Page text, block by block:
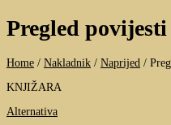
Pregled
Home / Nakladnik / Naprijed /
KNJIŽARA
Alternativa